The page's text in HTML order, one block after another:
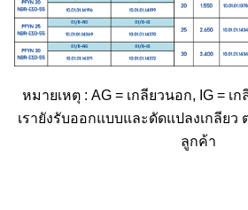
หมายเหตุ : AG = เกลียวนอก, IG = เ
เรายังรับออกแบบและดัดแปลงเกลียว
ลูกค้า